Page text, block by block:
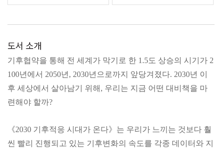
도서 소개
기후협약을 통해 전 세계가 막기로 한 1.5도 상승의 시기가 2
100년에서 2050년, 2030년으로까지 앞당겨졌다. 2030년 이
후 세상에서 살아남기 위해, 우리는 지금 어떤 대비책을 마
련해야 할까?
《2030 기후적응 시대가 온다》는 우리가 느끼는 것보다 훨
씬 빨리 진행되고 있는 기후변화의 속도를 각종 데이터와 지